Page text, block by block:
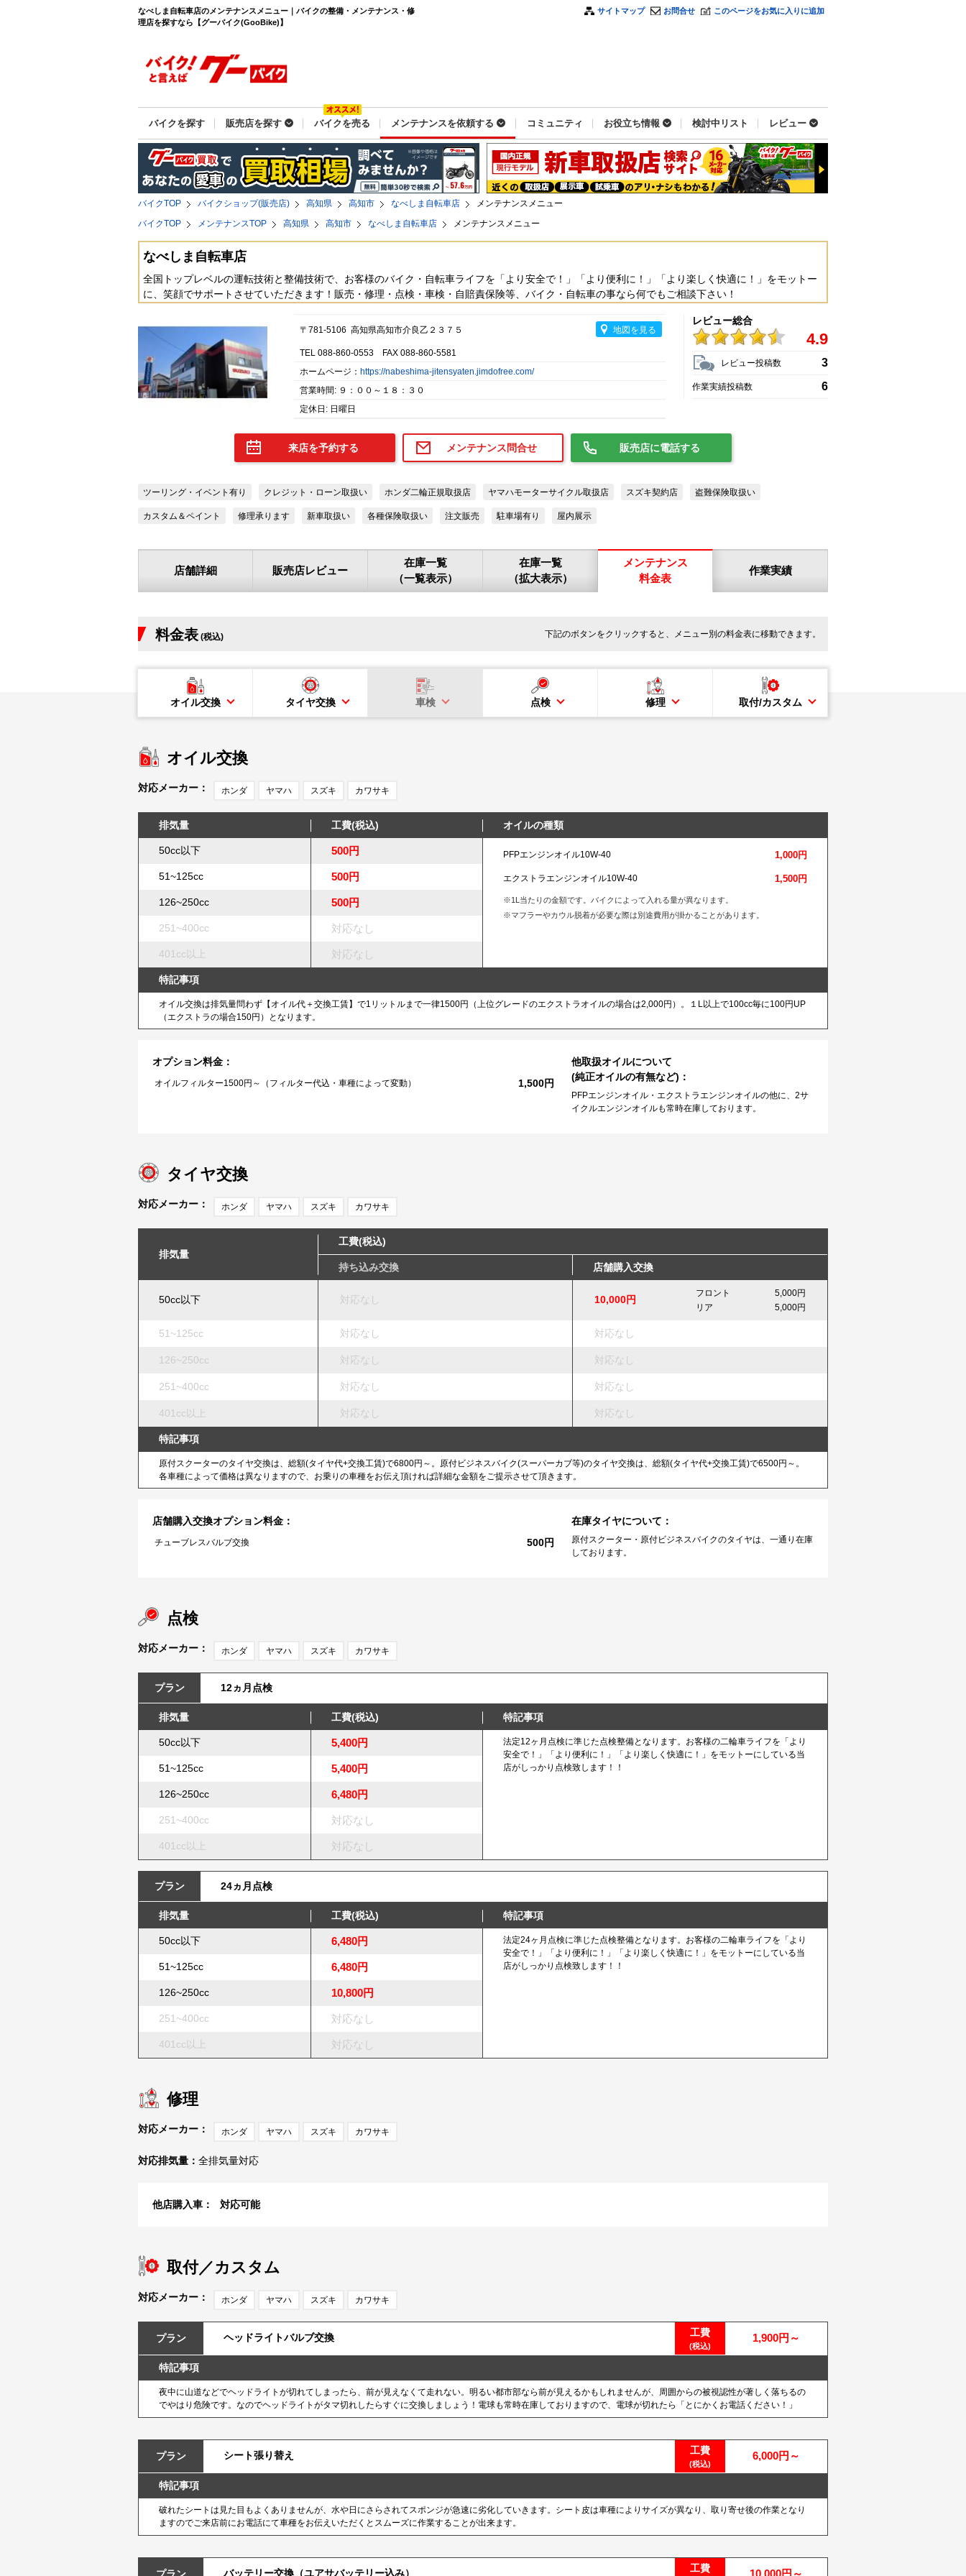
なべしま自転車店のメンテナンスメニュー｜バイクの整備・メンテナンス・修
理店を探すなら【グーバイク(GooBike)】
サイトマップ お問合せ このページをお気に入りに追加
バイクを探す 販売店を探す バイクを売る メンテナンスを依頼する コミュニティ お役立ち情報 検討中リスト レビュー
バイクTOP バイクショップ(販売店) 高知県 高知市 なべしま自転車店
メンテナンスメニュー
バイクTOP
メンテナンスTOP 高知県 高知市 なべしま自転車店 メンテナンスメニュー
なべしま自転車店
全国トップレベルの運転技術と整備技術で、お客様のバイク・自転車ライフを「より安全で！」「より便利に！」「より楽しく快適に！」をモットー
に、笑顔でサポートさせていただきます！販売・修理・点検・車検・自賠責保険等、バイク・自転車の事なら何でもご相談下さい！
〒781-5106 高知県高知市介良乙２３７５ 地図を見る
TEL 088-860-0553 FAX 088-860-5581
ホームページ： https://nabeshima-jitensyaten.jimdofree.com/
営業時間: ９：００～１８：３０
定休日: 日曜日
レビュー総合
4.9
レビュー投稿数 3
作業実績投稿数 6
来店を予約する メンテナンス問合せ 販売店に電話する
ツーリング・イベント有り クレジット・ローン取扱い ホンダ二輪正規取扱店 ヤマハモーターサイクル取扱店 スズキ契約店 盗難保険取扱い
カスタム＆ペイント 修理承ります 新車取扱い 各種保険取扱い 注文販売 駐車場有り 屋内展示
店舗詳細 販売店レビュー
在庫一覧
（一覧表示）
在庫一覧
（拡大表示）
メンテナンス
料金表
作業実績
料金表 (税込) 下記のボタンをクリックすると、メニュー別の料金表に移動できます。
オイル交換 タイヤ交換 車検 点検 修理 取付/カスタム
オイル交換
対応メーカー： ホンダ ヤマハ スズキ カワサキ
排気量 工費(税込) オイルの種類
50cc以下 500円 PFPエンジンオイル10W-40 1,000円
エクストラエンジンオイル10W-40 1,500円
※1L当たりの金額です。バイクによって入れる量が異なります。
※マフラーやカウル脱着が必要な際は別途費用が掛かることがあります。
51~125cc 500円
126~250cc 500円
251~400cc 対応なし
401cc以上 対応なし
特記事項
オイル交換は排気量問わず【オイル代＋交換工賃】で1リットルまで一律1500円（上位グレードのエクストラオイルの場合は2,000円）。１L以上で100cc毎に100円UP
（エクストラの場合150円）となります。
オプション料金：
オイルフィルター1500円～（フィルター代込・車種によって変動） 1,500円
他取扱オイルについて
(純正オイルの有無など)：
PFPエンジンオイル・エクストラエンジンオイルの他に、2サ
イクルエンジンオイルも常時在庫しております。
タイヤ交換
対応メーカー： ホンダ ヤマハ スズキ カワサキ
排気量
工費(税込)
持ち込み交換 店舗購入交換
50cc以下 対応なし 10,000円
フロント
5,000円
リア
5,000円
51~125cc 対応なし 対応なし
126~250cc 対応なし 対応なし
251~400cc 対応なし 対応なし
401cc以上 対応なし 対応なし
特記事項
原付スクーターのタイヤ交換は、総額(タイヤ代+交換工賃)で6800円～。原付ビジネスバイク(スーパーカブ等)のタイヤ交換は、総額(タイヤ代+交換工賃)で6500円～。
各車種によって価格は異なりますので、お乗りの車種をお伝え頂ければ詳細な金額をご提示させて頂きます。
店舗購入交換オプション料金：
チューブレスバルブ交換 500円
在庫タイヤについて：
原付スクーター・原付ビジネスバイクのタイヤは、一通り在庫
しております。
点検
対応メーカー： ホンダ ヤマハ スズキ カワサキ
プラン 12ヵ月点検
排気量 工費(税込) 特記事項
50cc以下 5,400円
法定12ヶ月点検に準じた点検整備となります。お客様の二輪車ライフを「より
安全で！」「より便利に！」「より楽しく快適に！」をモットーにしている当
店がしっかり点検致します！！
51~125cc 5,400円
126~250cc 6,480円
251~400cc 対応なし
401cc以上 対応なし
プラン 24ヵ月点検
排気量 工費(税込) 特記事項
50cc以下 6,480円
法定24ヶ月点検に準じた点検整備となります。お客様の二輪車ライフを「より
安全で！」「より便利に！」「より楽しく快適に！」をモットーにしている当
店がしっかり点検致します！！
51~125cc 6,480円
126~250cc 10,800円
251~400cc 対応なし
401cc以上 対応なし
修理
対応メーカー： ホンダ ヤマハ スズキ カワサキ
対応排気量： 全排気量対応
他店購入車： 対応可能
取付／カスタム
対応メーカー： ホンダ ヤマハ スズキ カワサキ
プラン ヘッドライトバルブ交換 工費
(税込)
1,900円～
特記事項
夜中に山道などでヘッドライトが切れてしまったら、前が見えなくて走れない。明るい都市部なら前が見えるかもしれませんが、周囲からの被視認性が著しく落ちるの
でやはり危険です。なのでヘッドライトがタマ切れしたらすぐに交換しましょう！電球も常時在庫しておりますので、電球が切れたら「とにかくお電話ください！」
プラン シート張り替え 工費
(税込)
6,000円～
特記事項
破れたシートは見た目もよくありませんが、水や日にさらされてスポンジが急速に劣化していきます。シート皮は車種によりサイズが異なり、取り寄せ後の作業となり
ますのでご来店前にお電話にて車種をお伝えいただくとスムーズに作業することが出来ます。
バッテリー交換（ユアサバッテリー込み） 工費 10,000円～